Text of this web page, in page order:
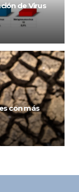
de Virus
con más